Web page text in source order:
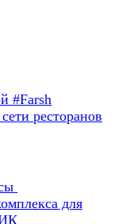
#Farsh
ресторанов
для